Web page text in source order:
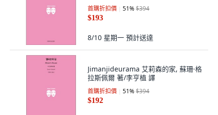
首購折扣價 51%$394
$193
8/10 星期一 預計送達
Jimanjideurama 艾莉森的家, 蘇珊·格
拉斯佩爾 著/李亨植 譯
首購折扣價 51%$394
$192